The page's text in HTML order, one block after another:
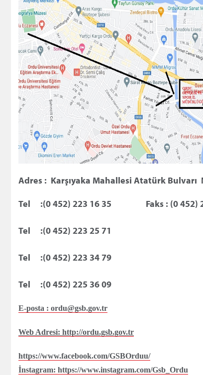
Adres : Karşıyaka Mahallesi Atatürk Bulvarı
Tel     :(0 452) 223 16 35 Faks : (0 452)
Tel     :(0 452) 223 25 71
Tel     :(0 452) 223 34 79
Tel     :(0 452) 225 36 09
E-posta : ordu@gsb.gov.tr
Web Adresi: http://ordu.gsb.gov.tr
https://www.facebook.com/GSBOrduu/
İnstagram: https://www.instagram.com/Gsb_Ordu